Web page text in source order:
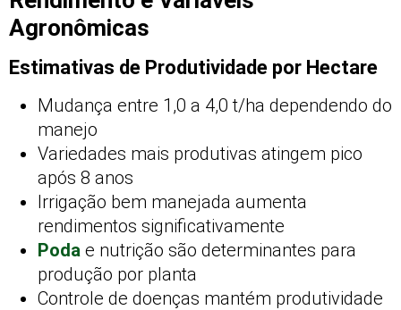
Agronômicas
Estimativas de Produtividade por Hectare
Mudança entre 1,0 a 4,0 t/ha dependendo do
manejo
Variedades mais produtivas atingem pico
após 8 anos
Irrigação bem manejada aumenta
rendimentos significativamente
Poda e nutrição são determinantes para
produção por planta
Controle de doenças mantém produtividade